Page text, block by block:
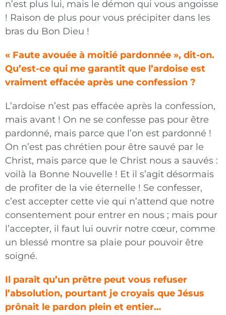
n’est plus lui, mais le démon qui vous angoisse
! Raison de plus pour vous précipiter dans les
bras du Bon Dieu !
« Faute avouée à moitié pardonnée », dit-on.
Qu’est-ce qui me garantit que l’ardoise est
vraiment effacée après une confession ?
L’ardoise n’est pas effacée après la confession,
mais avant ! On ne se confesse pas pour être
pardonné, mais parce que l’on est pardonné !
On n’est pas chrétien pour être sauvé par le
Christ, mais parce que le Christ nous a sauvés :
voilà la Bonne Nouvelle ! Et il s’agit désormais
de profiter de la vie éternelle ! Se confesser,
c’est accepter cette vie qui n’attend que notre
consentement pour entrer en nous ; mais pour
l’accepter, il faut lui ouvrir notre cœur, comme
un blessé montre sa plaie pour pouvoir être
soigné.
Il paraît qu’un prêtre peut vous refuser
l’absolution, pourtant je croyais que Jésus
prônait le pardon plein et entier…